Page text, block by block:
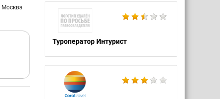
Туроператор Интурист
Москва